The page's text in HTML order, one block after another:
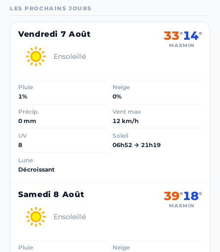
LES PROCHAINS JOURS
Vendredi 7 Août
Ensoleillé
33°
MAX
14°
MIN
Pluie
1%
Neige
0%
Précip.
0 mm
Vent max
12 km/h
UV
8
Soleil
06h52 → 21h19
Lune
Décroissant
Samedi 8 Août
Ensoleillé
39°
MAX
18°
MIN
Pluie
Neige